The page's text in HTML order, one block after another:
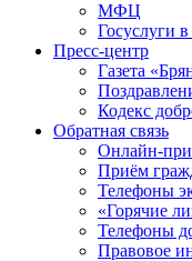
МФЦ
Госуслуги
Пресс-центр
Газета
Кодекс
Обратная связь
Онлайн-
Приём
Телефоны
«Горячие
Телефоны
Правовое